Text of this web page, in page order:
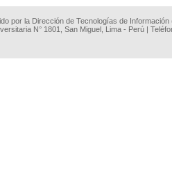
por la Dirección de Tecnologías de
N° 1801, San Miguel, Lima - Perú |